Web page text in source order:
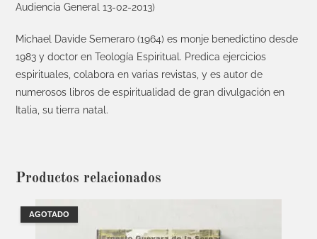
Audiencia General 13-02-2013)
Michael Davide Semeraro (1964) es monje benedictino desde
1983 y doctor en Teología Espiritual. Predica ejercicios
espirituales, colabora en varias revistas, y es autor de
numerosos libros de espiritualidad de gran divulgación en
Italia, su tierra natal.
Productos relacionados
AGOTADO